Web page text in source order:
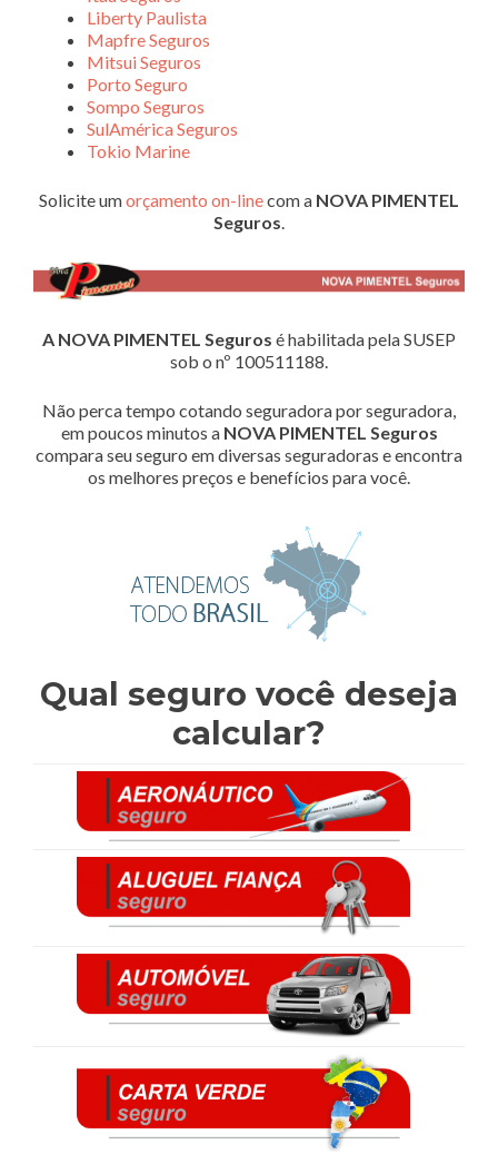
Liberty Paulista
Mapfre Seguros
Mitsui Seguros
Porto Seguro
Sompo Seguros
SulAmérica Seguros
Tokio Marine
Solicite umorçamento on-linecom a NOVA PIMENTEL
Seguros.
A NOVA PIMENTEL Seguros é habilitada pela SUSEP
sob o nº 100511188.
Não perca tempo cotando seguradora por seguradora,
em poucos minutos a NOVA PIMENTEL Seguros
compara seu seguro em diversas seguradoras e encontra
os melhores preços e benefícios para você.
Qual seguro você deseja
calcular?